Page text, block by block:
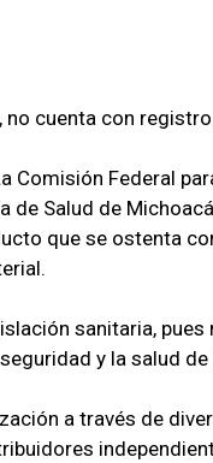
cuenta con registro_
Comisión Federal
Salud de
que se ostenta
sanitaria,
y la salud
a través de